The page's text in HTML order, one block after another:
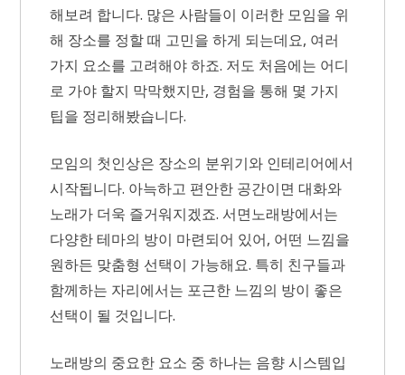
해보려 합니다. 많은 사람들이 이러한 모임을 위
해 장소를 정할 때 고민을 하게 되는데요, 여러
가지 요소를 고려해야 하죠. 저도 처음에는 어디
로 가야 할지 막막했지만, 경험을 통해 몇 가지
팁을 정리해봤습니다.
모임의 첫인상은 장소의 분위기와 인테리어에서
시작됩니다. 아늑하고 편안한 공간이면 대화와
노래가 더욱 즐거워지겠죠. 서면노래방에서는
다양한 테마의 방이 마련되어 있어, 어떤 느낌을
원하든 맞춤형 선택이 가능해요. 특히 친구들과
함께하는 자리에서는 포근한 느낌의 방이 좋은
선택이 될 것입니다.
노래방의 중요한 요소 중 하나는 음향 시스템입